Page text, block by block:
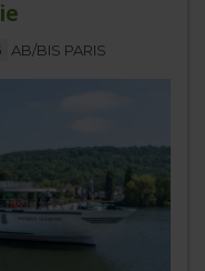
AB/BIS PARIS